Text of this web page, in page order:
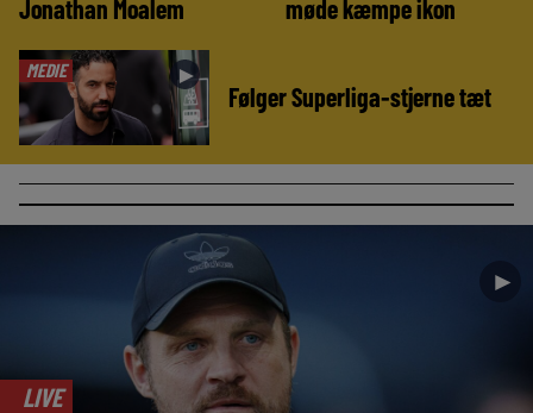
Jonathan Moalem møde kæmpe ikon
MEDIE ►
Følger Superliga-stjerne tæt
►
LIVE